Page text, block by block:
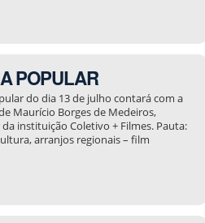
POPULAR
do dia 13 de julho contará com a
Maurício Borges de Medeiros,
instituição Coletivo + Filmes. Pauta:
arranjos regionais – film